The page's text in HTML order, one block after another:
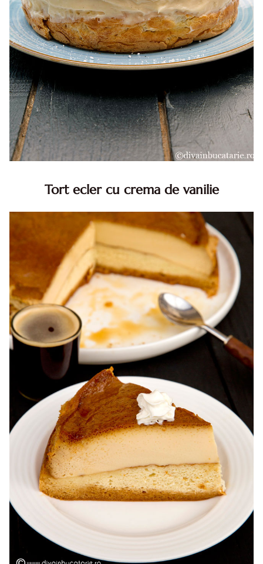
Tort ecler cu crema de vanilie
Reteta tort ecler. Tort ecler cu crema vanilie. Reteta
Karpatka